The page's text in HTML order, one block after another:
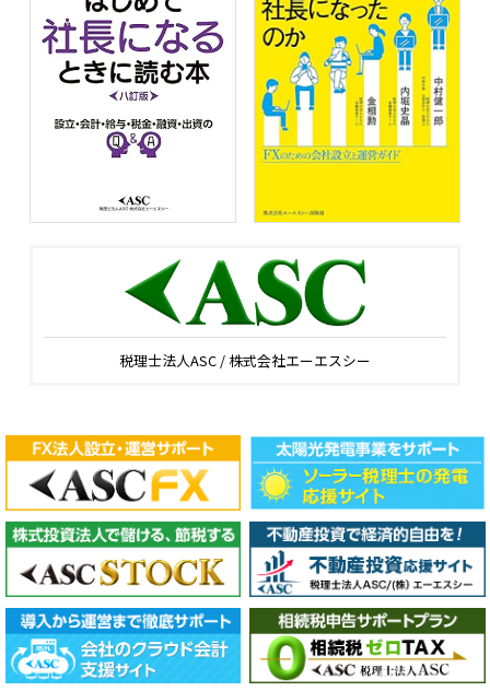
税理士法人ASC / 株式会社エーエスシー